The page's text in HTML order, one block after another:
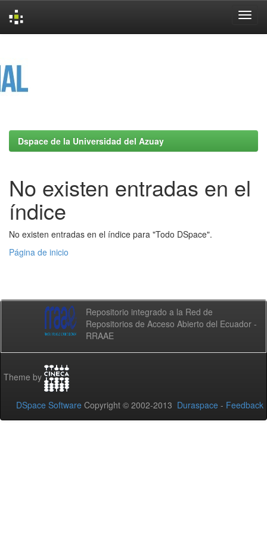
Dspace de la Universidad del Azuay
No existen entradas en el
índice
No existen entradas en el índice para "Todo DSpace".
Página de inicio
Repositorio integrado a la Red de
Repositorios de Acceso Abierto del Ecuador -
RRAAE
Theme by
DSpace Software Copyright © 2002-2013 Duraspace - Feedback